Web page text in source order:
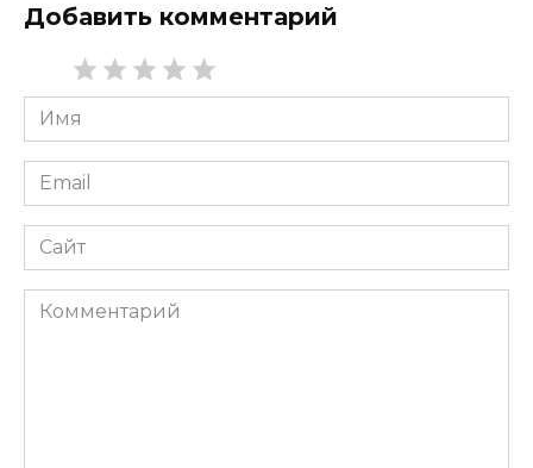
Добавить комментарий
Имя
*
Email
*
Сайт
Комментарий